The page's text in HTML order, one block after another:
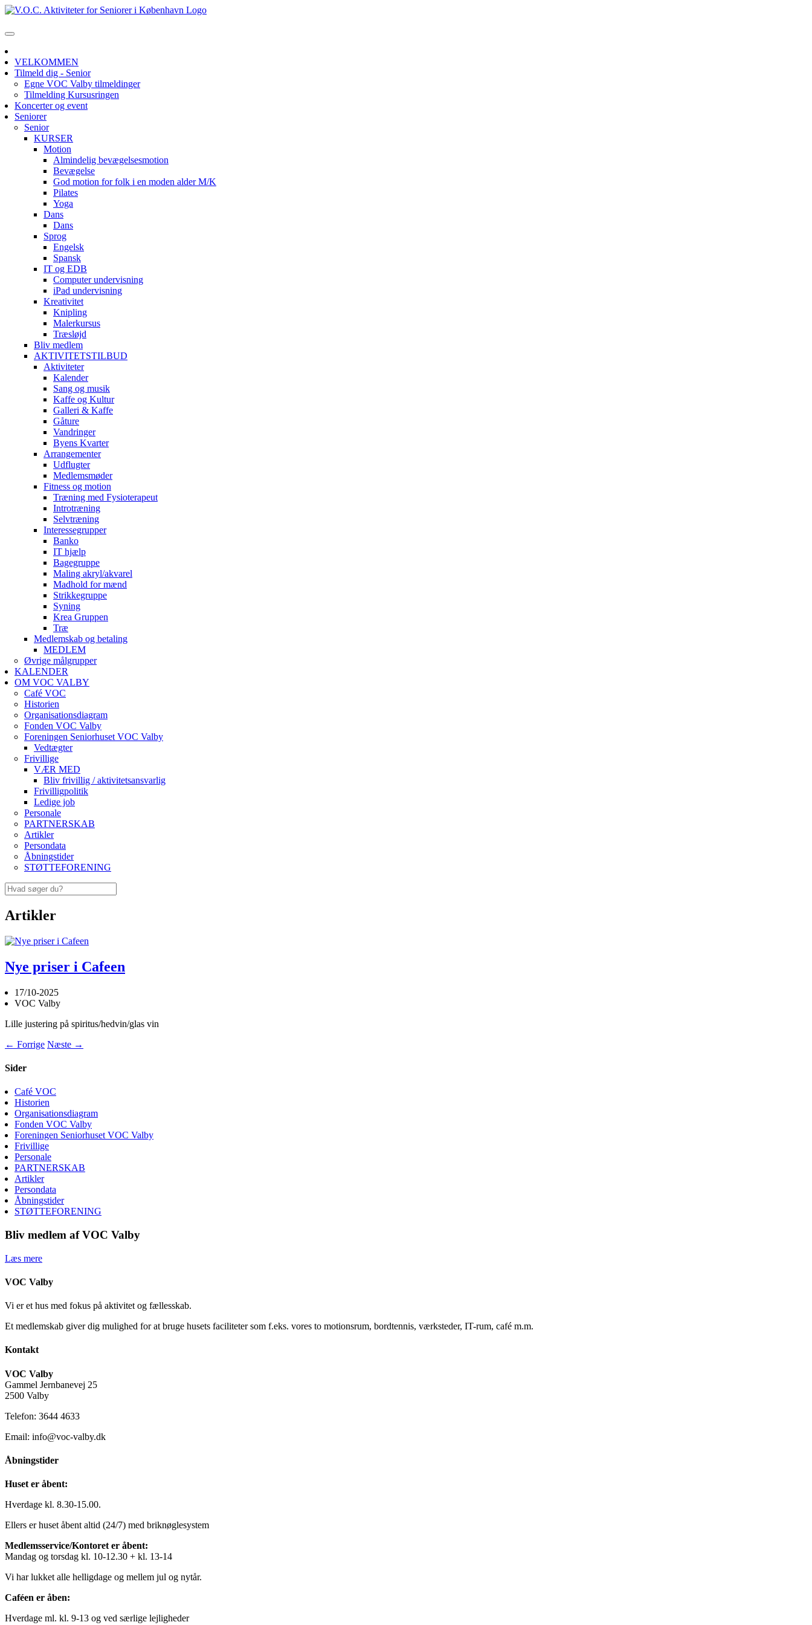
VELKOMMEN
Tilmeld dig - Senior
Egne VOC Valby tilmeldinger
Tilmelding Kursusringen
Koncerter og event
Seniorer
Senior
KURSER
Motion
Almindelig bevægelsesmotion
Bevægelse
God motion for folk i en moden alder M/K
Pilates
Yoga
Dans
Dans
Sprog
Engelsk
Spansk
IT og EDB
Computer undervisning
iPad undervisning
Kreativitet
Knipling
Malerkursus
Træsløjd
Bliv medlem
AKTIVITETSTILBUD
Aktiviteter
Kalender
Sang og musik
Kaffe og Kultur
Galleri & Kaffe
Gåture
Vandringer
Byens Kvarter
Arrangementer
Udflugter
Medlemsmøder
Fitness og motion
Træning med Fysioterapeut
Introtræning
Selvtræning
Interessegrupper
Banko
IT hjælp
Bagegruppe
Maling akryl/akvarel
Madhold for mænd
Strikkegruppe
Syning
Krea Gruppen
Træ
Medlemskab og betaling
MEDLEM
Øvrige målgrupper
KALENDER
OM VOC VALBY
Café VOC
Historien
Organisationsdiagram
Fonden VOC Valby
Foreningen Seniorhuset VOC Valby
Vedtægter
Frivillige
VÆR MED
Bliv frivillig / aktivitetsansvarlig
Frivilligpolitik
Ledige job
Personale
PARTNERSKAB
Artikler
Persondata
Åbningstider
STØTTEFORENING
Artikler
Nye priser i Cafeen
17/10-2025
VOC Valby
Lille justering på spiritus/hedvin/glas vin
← Forrige Næste →
Sider
Café VOC
Historien
Organisationsdiagram
Fonden VOC Valby
Foreningen Seniorhuset VOC Valby
Frivillige
Personale
PARTNERSKAB
Artikler
Persondata
Åbningstider
STØTTEFORENING
Bliv medlem af VOC Valby
Læs mere
VOC Valby
Vi er et hus med fokus på aktivitet og fællesskab.
Et medlemskab giver dig mulighed for at bruge husets faciliteter som f.eks. vores to motionsrum, bordtennis, værksteder, IT-rum, café m.m.
Kontakt
VOC Valby
Gammel Jernbanevej 25
2500 Valby
Telefon: 3644 4633
Email: info@voc-valby.dk
Åbningstider
Huset er åbent:
Hverdage kl. 8.30-15.00.
Ellers er huset åbent altid (24/7) med briknøglesystem
Medlemsservice/Kontoret er åbent:
Mandag og torsdag kl. 10-12.30 + kl. 13-14
Vi har lukket alle helligdage og mellem jul og nytår.
Caféen er åben:
Hverdage ml. kl. 9-13 og ved særlige lejligheder